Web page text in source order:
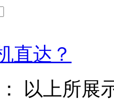
直达？
以上所展